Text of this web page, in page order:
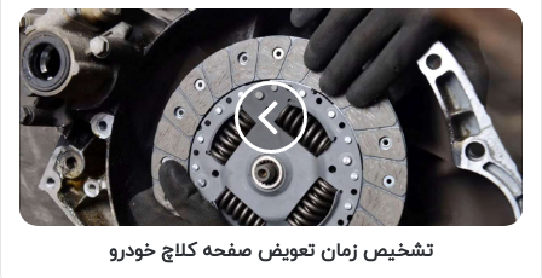
تشخیص زمان تعویض صفحه کلاچ خودرو